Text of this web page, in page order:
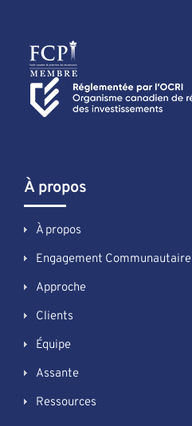
À propos
À propos
Engagement Communautaire
Approche
Clients
Équipe
Assante
Ressources